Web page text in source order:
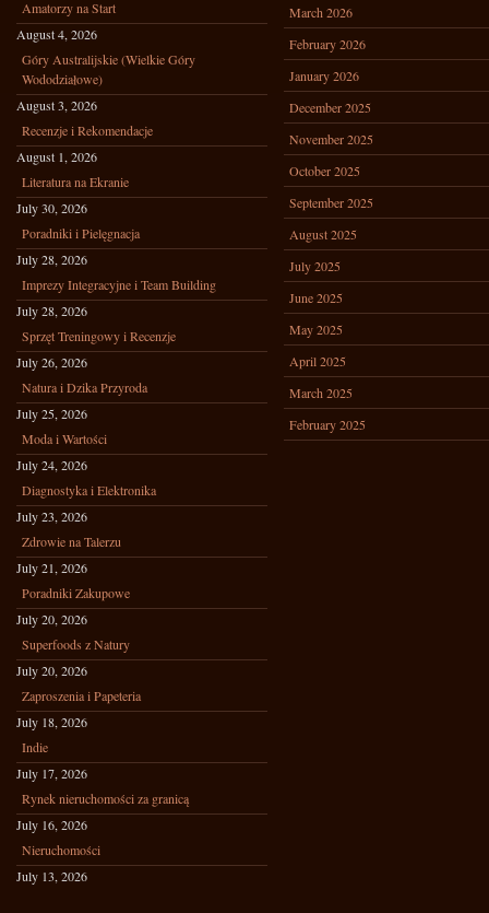
Amatorzy na Start
August 4, 2026
Góry Australijskie (Wielkie Góry
Wododziałowe)
August 3, 2026
Recenzje i Rekomendacje
August 1, 2026
Literatura na Ekranie
July 30, 2026
Poradniki i Pielęgnacja
July 28, 2026
Imprezy Integracyjne i Team Building
July 28, 2026
Sprzęt Treningowy i Recenzje
July 26, 2026
Natura i Dzika Przyroda
July 25, 2026
Moda i Wartości
July 24, 2026
Diagnostyka i Elektronika
July 23, 2026
Zdrowie na Talerzu
July 21, 2026
Poradniki Zakupowe
July 20, 2026
Superfoods z Natury
July 20, 2026
Zaproszenia i Papeteria
July 18, 2026
Indie
July 17, 2026
Rynek nieruchomości za granicą
July 16, 2026
Nieruchomości
July 13, 2026
March 2026
February 2026
January 2026
December 2025
November 2025
October 2025
September 2025
August 2025
July 2025
June 2025
May 2025
April 2025
March 2025
February 2025